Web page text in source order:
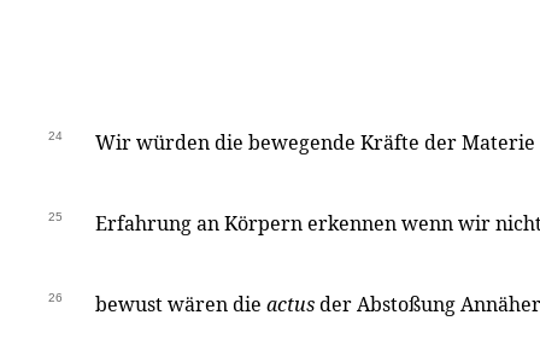
24 Wir würden die bewegende Kräfte der
25 Erfahrung an Körpern erkennen wenn wir
26 bewust wären die actusder Abstoßung